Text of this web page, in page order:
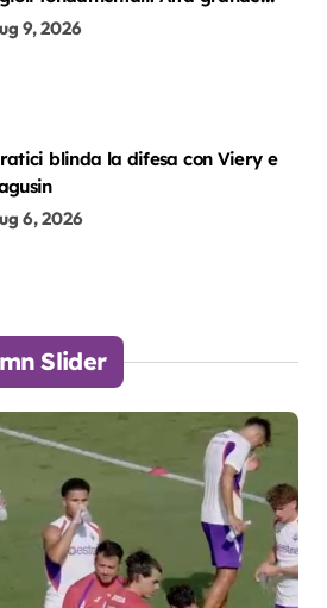
9, 2026
blinda la difesa con Viery e
6, 2026
Slider